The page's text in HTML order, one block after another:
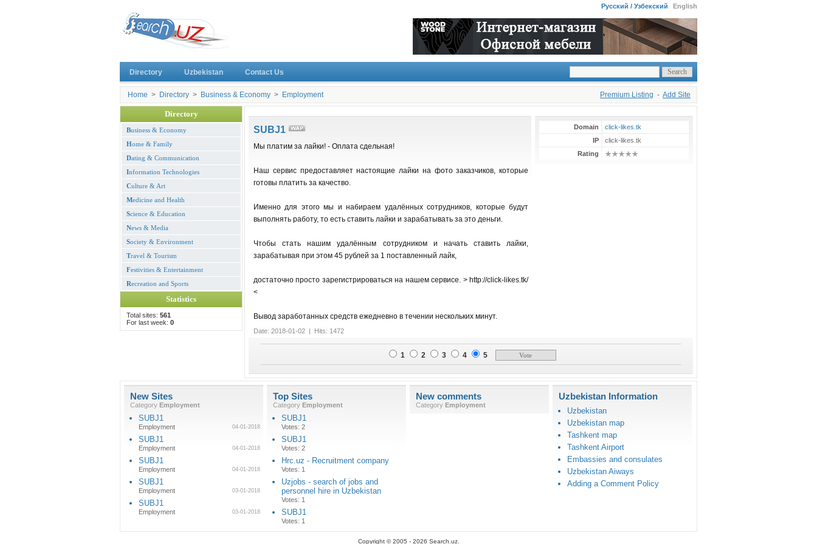
Русский / Узбекский English
Directory Uzbekistan Contact Us
Premium Listing - Add Site
Home > Directory > Business & Economy > Employment
Directory
Business & Economy
Home & Family
Dating & Communication
Information Technologies
Culture & Art
Medicine and Health
Science & Education
News & Media
Society & Environment
Travel & Tourism
Festivities & Entertainment
Recreation and Sports
Statistics
Total sites: 561
For last week: 0
Domain
click-likes.tk
IP
click-likes.tk
Rating
SUBJ1
Мы платим за лайки! - Оплата сдельная!
Наш сервис предоставляет настоящие лайки на фото заказчиков, которые
готовы платить за качество.
Именно для этого мы и набираем удалённых сотрудников, которые будут
выполнять работу, то есть ставить лайки и зарабатывать за это деньги.
Чтобы стать нашим удалённым сотрудником и начать ставить лайки,
зарабатывая при этом 45 рублей за 1 поставленный лайк,
достаточно просто зарегистрироваться на нашем сервисе. > http://click-likes.tk/
<
Вывод заработанных средств ежедневно в течении нескольких минут.
Date: 2018-01-02 | Hits: 1472
1 2 3 4 5
New Sites
Category Employment
SUBJ1
Employment 04-01-2018
SUBJ1
Employment 04-01-2018
SUBJ1
Employment 04-01-2018
SUBJ1
Employment 03-01-2018
SUBJ1
Employment 03-01-2018
Top Sites
Category Employment
SUBJ1
Votes: 2
SUBJ1
Votes: 2
Hrc.uz - Recruitment company
Votes: 1
Uzjobs - search of jobs and
personnel hire in Uzbekistan
Votes: 1
SUBJ1
Votes: 1
New comments
Category Employment
Uzbekistan Information
Uzbekistan
Uzbekistan map
Tashkent map
Tashkent Airport
Embassies and consulates
Uzbekistan Aiways
Adding a Comment Policy
Copyright © 2005 - 2026 Search.uz.